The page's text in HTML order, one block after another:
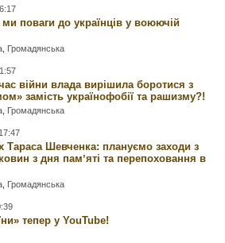
поваги до українців у воюючій
Громадянська
війни влада вирішила боротися з
замість українофобії та рашизму?!
Громадянська
Тараса Шевченка: плануємо заходи з
з дня памʼяті та перепоховання в
Громадянська
тепер у YouTube!